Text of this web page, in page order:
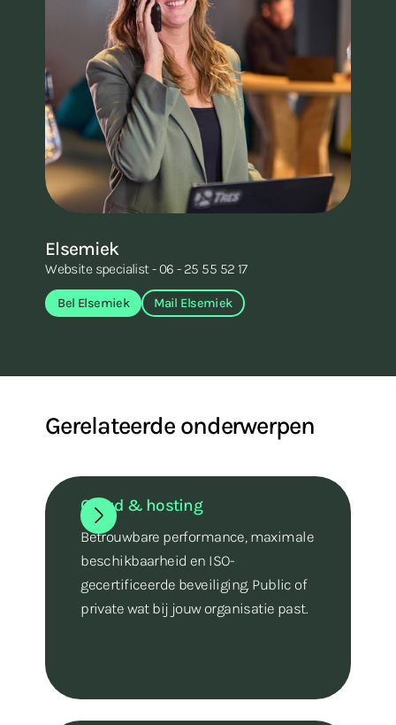
Elsemiek
Website specialist - 06 - 25 55 52 17
Bel Elsemiek Mail Elsemiek
Gerelateerde onderwerpen
Cloud & hosting
Betrouwbare performance, maximale
beschikbaarheid en ISO-
gecertificeerde beveiliging. Public of
private wat bij jouw organisatie past.